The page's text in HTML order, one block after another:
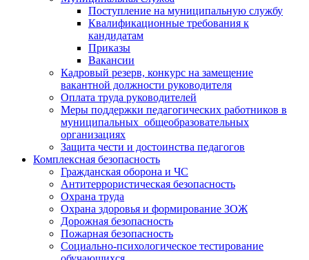
Поступление на муниципальную службу
Квалификационные требования к
кандидатам
Приказы
Вакансии
Кадровый резерв, конкурс на замещение
вакантной должности руководителя
Оплата труда руководителей
Меры поддержки педагогических работников в
муниципальных общеобразовательных
организациях
Защита чести и достоинства педагогов
Комплексная безопасность
Гражданская оборона и ЧС
Антитеррористическая безопасность
Охрана труда
Охрана здоровья и формирование ЗОЖ
Дорожная безопасность
Пожарная безопасность
Социально-психологическое тестирование